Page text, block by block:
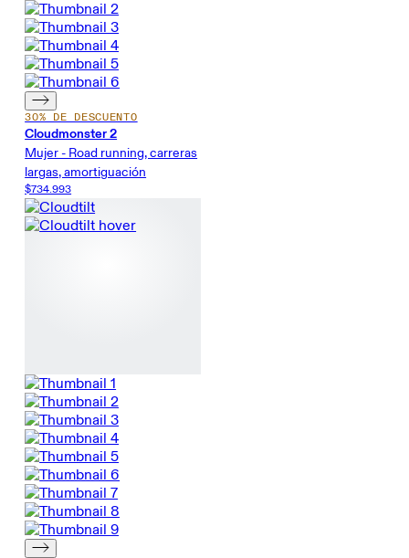
30% DE DESCUENTO
Cloudmonster 2
Mujer - Road running, carreras
largas, amortiguación
$734.993